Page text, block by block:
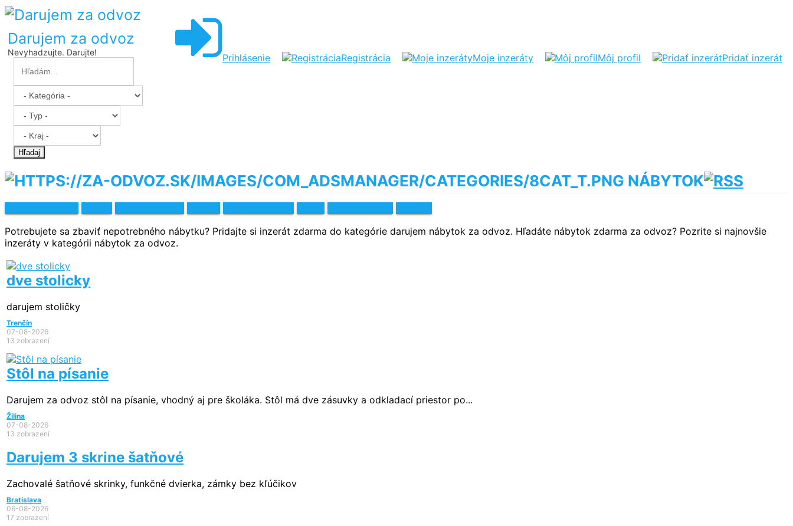
Prihlásenie Registrácia Moje inzeráty Môj profil Pridať inzerát
Darujem za odvoz
Nevyhadzujte. Darujte!
Hľadaj
NÁBYTOK
Potrebujete sa zbaviť nepotrebného nábytku? Pridajte si inzerát zdarma do kategórie darujem nábytok za odvoz. Hľadáte nábytok zdarma za odvoz? Pozrite si najnovšie
inzeráty v kategórii nábytok za odvoz.
dve stolicky
darujem stoličky
Trenčín
07-08-2026
13 zobrazení
Stôl na písanie
Darujem za odvoz stôl na písanie, vhodný aj pre školáka. Stôl má dve zásuvky a odkladací priestor po...
Žilina
07-08-2026
13 zobrazení
Darujem 3 skrine šatňové
Zachovalé šatňové skrinky, funkčné dvierka, zámky bez kľúčikov
Bratislava
06-08-2026
17 zobrazení